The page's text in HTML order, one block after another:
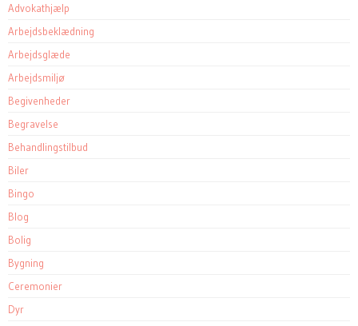
Advokathjælp
Arbejdsbeklædning
Arbejdsglæde
Arbejdsmiljø
Begivenheder
Begravelse
Behandlingstilbud
Biler
Bingo
Blog
Bolig
Bygning
Ceremonier
Dyr